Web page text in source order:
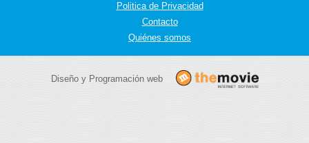
Politica de Privacidad
Contacto
Quiénes somos
Diseño y Programación web